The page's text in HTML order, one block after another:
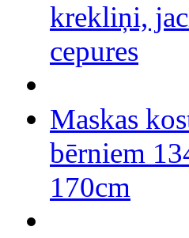
krekliņi,
cepures
Maskas
bērniem
170cm